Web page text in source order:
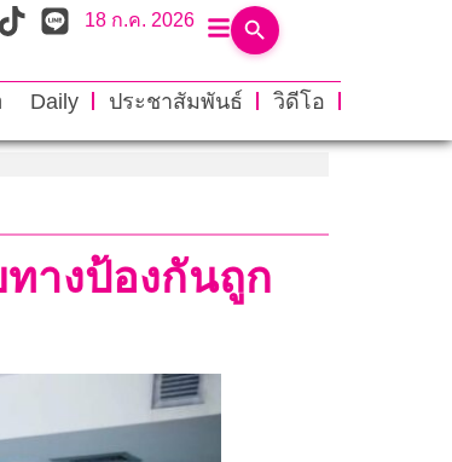
18 ก.ค. 2026
Daily ประชาสัมพันธ์
วิดีโอ
างป้องกันถูก